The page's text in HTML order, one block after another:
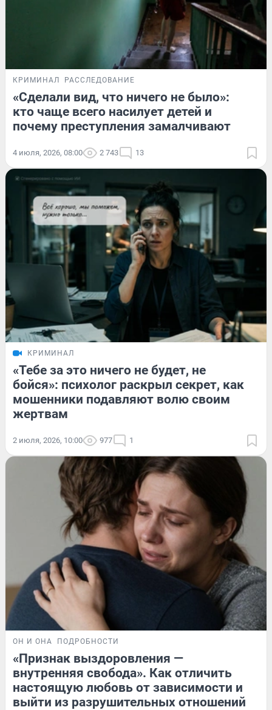
КРИМИНАЛ РАССЛЕДОВАНИЕ
«Сделали вид, что ничего не было»:
кто чаще всего насилует детей и
почему преступления замалчивают
4 июля, 2026, 08:00 2 743 13
КРИМИНАЛ
«Тебе за это ничего не будет, не
бойся»: психолог раскрыл секрет, как
мошенники подавляют волю своим
жертвам
2 июля, 2026, 10:00 977 1
ОН И ОНА ПОДРОБНОСТИ
«Признак выздоровления —
внутренняя свобода». Как отличить
настоящую любовь от зависимости и
выйти из разрушительных отношений